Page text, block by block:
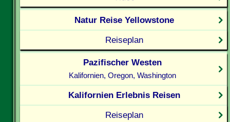
Natur Reise Yellowstone
Reiseplan
Pazifischer Westen
Kalifornien, Oregon, Washington
Kalifornien Erlebnis Reisen
Reiseplan